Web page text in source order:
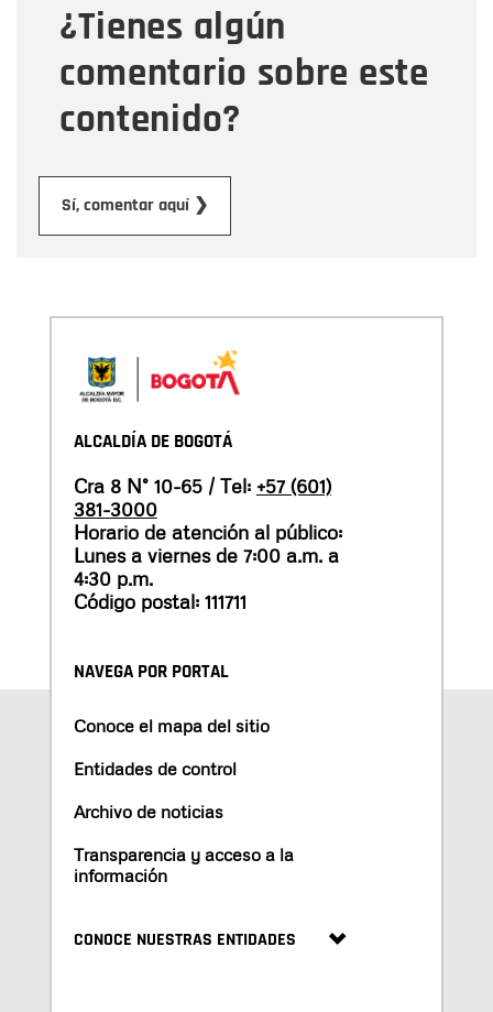
¿Tienes algún
comentario sobre este
contenido?
Sí, comentar aquí ❯
Mensaje
ALCALDÍA DE BOGOTÁ
Cra 8 N° 10-65 / Tel: +57 (601)
381-3000
Horario de atención al público:
Lunes a viernes de 7:00 a.m. a
4:30 p.m.
Código postal: 111711
NAVEGA POR PORTAL
Conoce el mapa del sitio
Entidades de control
Archivo de noticias
Transparencia y acceso a la
información
CONOCE NUESTRAS ENTIDADES